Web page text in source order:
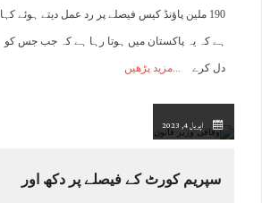
190 ملین پاﺅنڈ کیس فیصلے پر رد عمل دیتے ہوئے کہا
ہے کہ یہ پاکستان میں ہوتا رہا ہے کہ جب جس کو
دل کرے مزید پڑھیں
اپریل 4, 2023
سپریم کورٹ کے فیصلے پر دکھ اور